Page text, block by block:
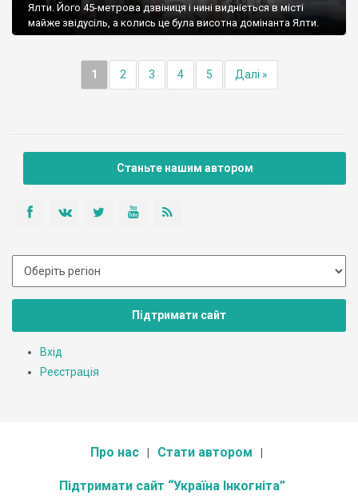
Ялти. Його 45-метрова дзвіниця і нині видніється в місті
майже звідусіль, а колись це була висотна домінанта Ялти.
1 2 3 4 5 Далі »
Станьте нашим автором
Підтримати сайт
Вхід
Реєстрація
Про нас Стати автором
Підтримати сайт “Україна Інкогніта”